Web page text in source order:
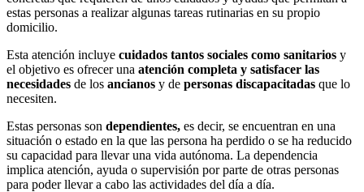
estas personas a realizar algunas tareas rutinarias en su propio
domicilio.
Esta atención incluye cuidados tantos sociales como sanitarios y
el objetivo es ofrecer una atención completa y satisfacer las
necesidades de los ancianos y de personas discapacitadas que lo
necesiten.
Estas personas son dependientes, es decir, se encuentran en una
situación o estado en la que las persona ha perdido o se ha reducido
su capacidad para llevar una vida autónoma. La dependencia
implica atención, ayuda o supervisión por parte de otras personas
para poder llevar a cabo las actividades del día a día.